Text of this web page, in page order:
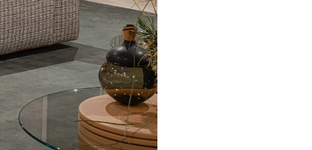
correo electrónico
Facebook